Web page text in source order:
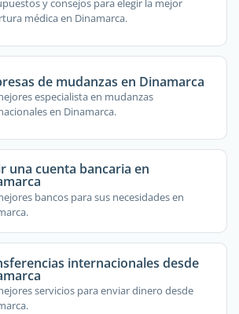
y consejos para elegir la mejor
médica en Dinamarca.
de mudanzas en Dinamarca
especialista en mudanzas
en Dinamarca.
una cuenta bancaria en
bancos para sus necesidades en
internacionales desde
servicios para enviar dinero desde